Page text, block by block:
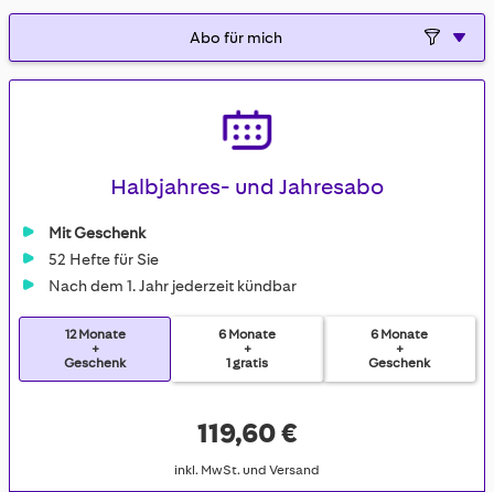
Halbjahres- und Jahresabo
Mit Geschenk
52 Hefte für Sie
Nach dem 1. Jahr jederzeit kündbar
12 Monate
+
Geschenk
6 Monate
+
1 gratis
6 Monate
+
Geschenk
119,60 €
inkl. MwSt. und Versand